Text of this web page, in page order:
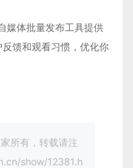
媒体批量发布工具提供
馈和观看习惯，优化你
所有，转载请注
show/12381.h